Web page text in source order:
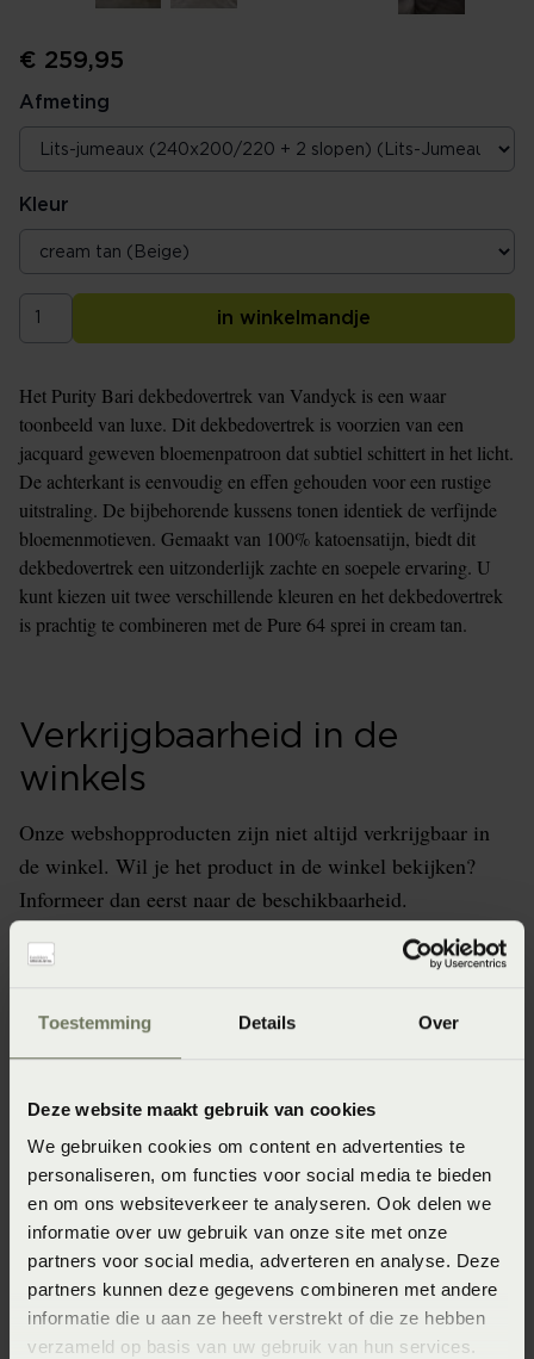
Toestemming Details Over
Deze website maakt gebruik van cookies
We gebruiken cookies om content en advertenties te
personaliseren, om functies voor social media te bieden
en om ons websiteverkeer te analyseren. Ook delen we
informatie over uw gebruik van onze site met onze
partners voor social media, adverteren en analyse. Deze
partners kunnen deze gegevens combineren met andere
informatie die u aan ze heeft verstrekt of die ze hebben
verzameld op basis van uw gebruik van hun services.
€ 259,95
Afmeting
Kleur
in winkelmandje
Het Purity Bari dekbedovertrek van Vandyck is een waar
toonbeeld van luxe. Dit dekbedovertrek is voorzien van een
jacquard geweven bloemenpatroon dat subtiel schittert in het licht.
De achterkant is eenvoudig en effen gehouden voor een rustige
uitstraling. De bijbehorende kussens tonen identiek de verfijnde
bloemenmotieven. Gemaakt van 100% katoensatijn, biedt dit
dekbedovertrek een uitzonderlijk zachte en soepele ervaring. U
kunt kiezen uit twee verschillende kleuren en het dekbedovertrek
is prachtig te combineren met de Pure 64 sprei in cream tan.
Verkrijgbaarheid in de
winkels
Onze webshopproducten zijn niet altijd verkrijgbaar in
de winkel. Wil je het product in de winkel bekijken?
Informeer dan eerst naar de beschikbaarheid.
Specificaties
Artikelnummer
8718471488655
Materiaal
100% katoensatijn (Katoensatijn)
Wasinstructie
Het is aan te bevelen om dekbedovertrekken met donkere
kleuren te wassen op maximaal 40°C en dekbedovertrekken